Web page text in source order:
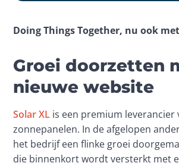
Doing Things Together, nu ook
Groei doorzetten
nieuwe website
Solar XL is een premium leverancier
zonnepanelen. In de afgelopen
het bedrijf een flinke groei
die binnenkort wordt versterkt met